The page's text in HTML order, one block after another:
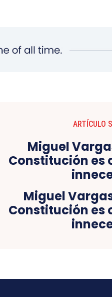
ARTÍCULO
Miguel
Constitución es